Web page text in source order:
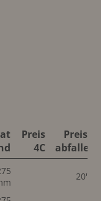
Preis
4C
Preis